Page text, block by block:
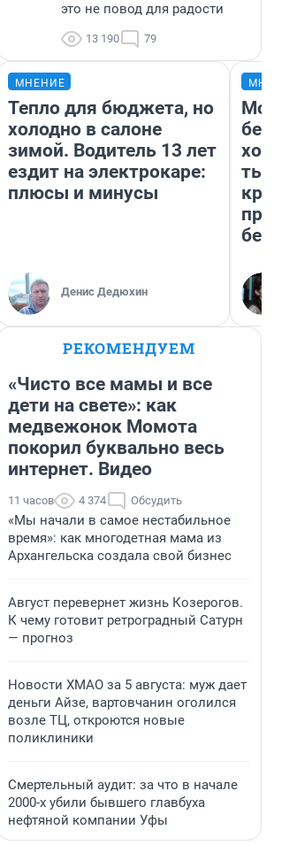
это не повод для радости
13 190 79
МНЕНИЕ
Тепло для бюджета, но
холодно в салоне
зимой. Водитель 13 лет
ездит на электрокаре:
плюсы и минусы
Денис Дедюхин
Мой
РЕКОМЕНДУЕМ
«Чисто все мамы и все
дети на свете»: как
медвежонок Момота
покорил буквально весь
интернет. Видео
11 часов 4 374 Обсудить
«Мы начали в самое нестабильное
время»: как многодетная мама из
Архангельска создала свой бизнес
Август перевернет жизнь Козерогов.
К чему готовит ретроградный Сатурн
— прогноз
Новости ХМАО за 5 августа: муж дает
деньги Айзе, вартовчанин оголился
возле ТЦ, откроются новые
поликлиники
Смертельный аудит: за что в начале
2000-х убили бывшего главбуха
нефтяной компании Уфы